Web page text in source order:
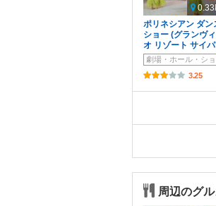
ポリネシアン ダン
ショー (グランヴ
オ リゾート サイ
劇場・ホール・シ
3.25
周辺のグ